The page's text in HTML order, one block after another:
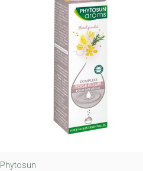
Phytosun